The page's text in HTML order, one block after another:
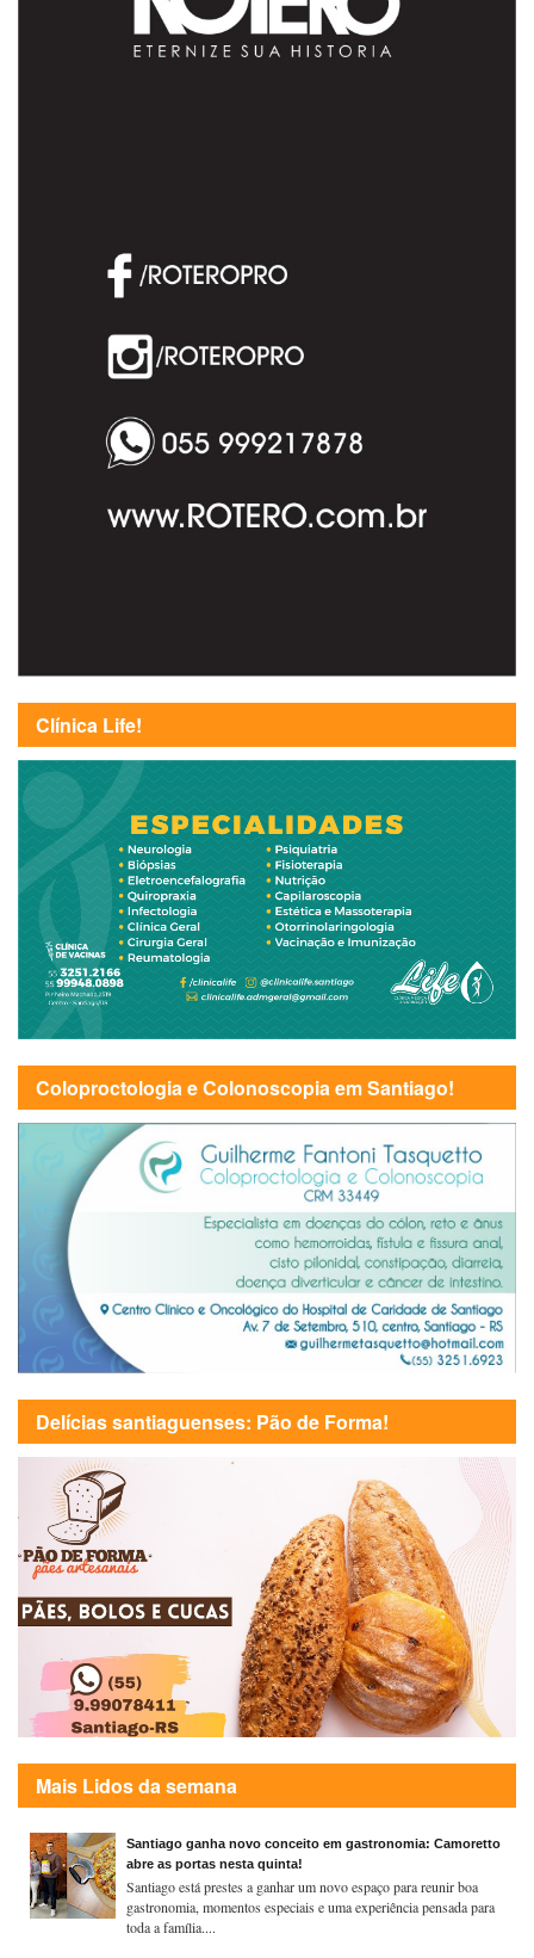
Clínica Life!
Coloproctologia e Colonoscopia em Santiago!
Delícias santiaguenses: Pão de Forma!
Mais Lidos da semana
Santiago ganha novo conceito em gastronomia: Camoretto
abre as portas nesta quinta!
Santiago está prestes a ganhar um novo espaço para reunir boa
gastronomia, momentos especiais e uma experiência pensada para
toda a família....